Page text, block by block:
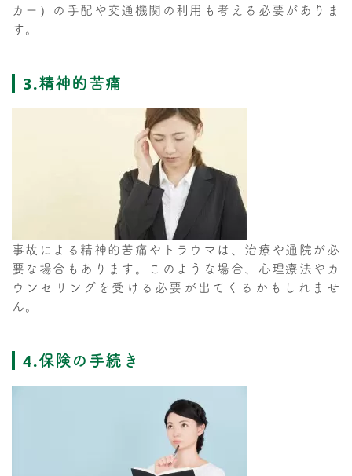
カー）の手配や交通機関の利用も考える必要がありま
す。
3.精神的苦痛
事故による精神的苦痛やトラウマは、治療や通院が必
要な場合もあります。このような場合、心理療法やカ
ウンセリングを受ける必要が出てくるかもしれませ
ん。
4.保険の手続き